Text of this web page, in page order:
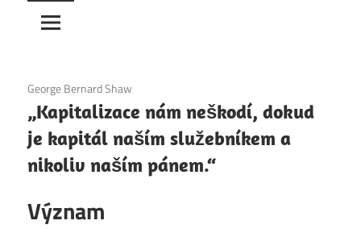
6. 12. 2020
George Bernard Shaw
„Kapitalizace nám neškodí, dokud
je kapitál naším služebníkem a
nikoliv naším pánem.“
Význam